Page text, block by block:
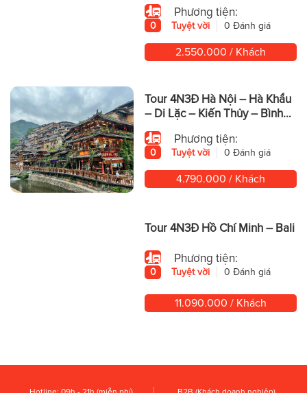
Phương tiện:
0 Tuyệt vời 0 Đánh giá
2.550.000 / Khách
Tour 4N3Đ Hà Nội – Hà Khẩu
– Di Lặc – Kiến Thủy – Bình
Biên – Mông Tự
Phương tiện:
0 Tuyệt vời 0 Đánh giá
4.790.000 / Khách
Tour 4N3Đ Hồ Chí Minh – Bali
Phương tiện:
0 Tuyệt vời 0 Đánh giá
11.090.000 / Khách